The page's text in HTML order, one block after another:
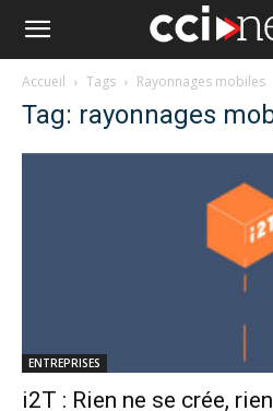
Accueil Tags Rayonnages mobiles
Tag: rayonnages
ENTREPRISES
i2T : Rien ne se crée,